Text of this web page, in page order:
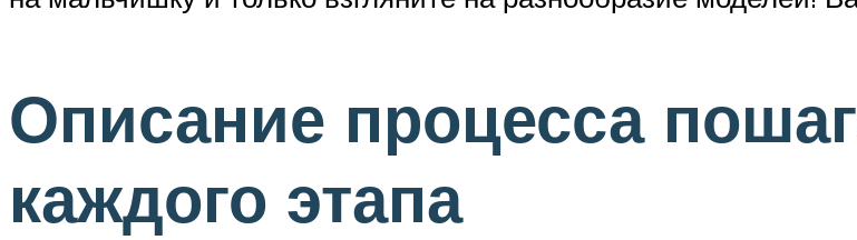
Описание процесса
каждого этапа